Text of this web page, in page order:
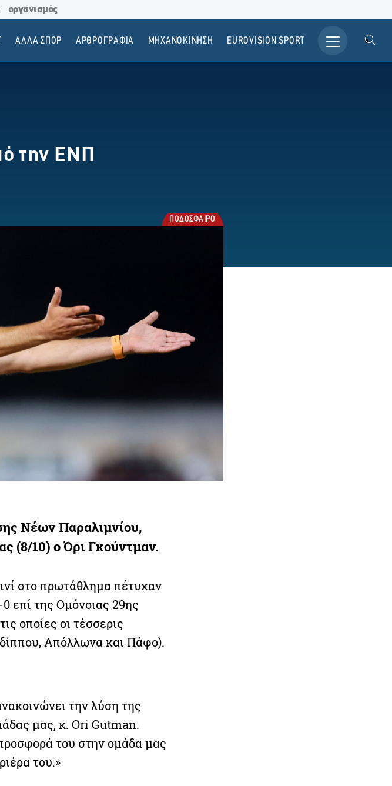
οργανισμός
ΑΛΛΑ ΣΠΟΡ ΑΡΘΡΟΓΡΑΦΙΑ ΜΗΧΑΝΟΚΙΝΗΣΗ ΕUROVISION SPORT
την ΕΝΠ
ΠΟΔΟΣΦΑΙΡΟ
Νέων Παραλιμνίου,
(8/10) ο Όρι Γκούντμαν.
στο πρωτάθλημα πέτυχαν
επί της Ομόνοιας 29ης
οποίες οι τέσσερις
Απόλλωνα και Πάφο).
την λύση της
μας, κ. Ori Gutman.
του στην ομάδα μας
του.»